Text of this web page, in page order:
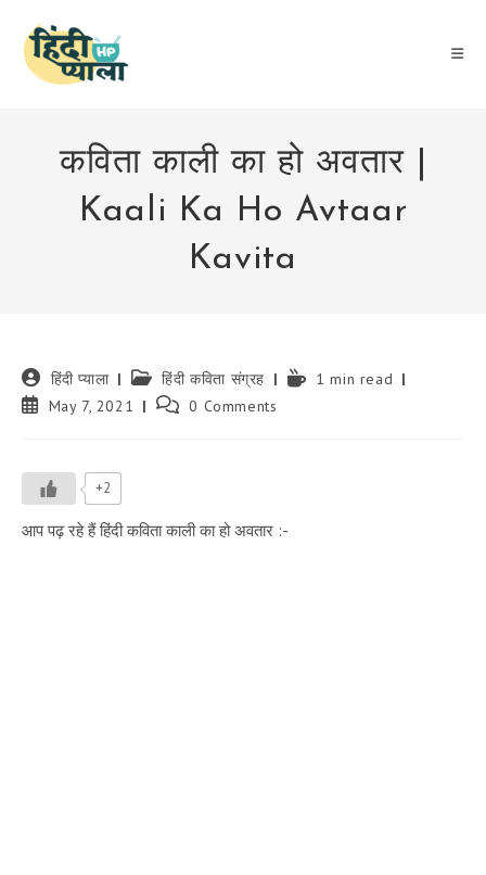
content
कविता काली का हो अवतार |
Kaali Ka Ho Avtaar
Kavita
Post
author:
हिंदी प्याला
Post
category:
हिंदी कविता संग्रह
Reading1 min read
PostMay 7, 2021
Post 0 Comments
+2
आप पढ़ रहे हैं हिंदी कविता काली का हो अवतार :-